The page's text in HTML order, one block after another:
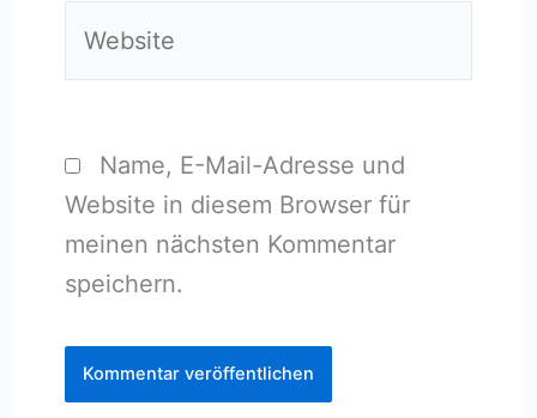
Name, E-Mail-Adresse und
Website in diesem Browser für
meinen nächsten Kommentar
speichern.